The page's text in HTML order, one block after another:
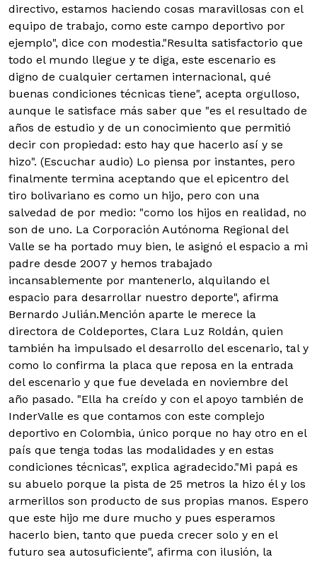
directivo, estamos haciendo cosas maravillosas con el
equipo de trabajo, como este campo deportivo por
ejemplo", dice con modestia."Resulta satisfactorio que
todo el mundo llegue y te diga, este escenario es
digno de cualquier certamen internacional, qué
buenas condiciones técnicas tiene", acepta orgulloso,
aunque le satisface más saber que "es el resultado de
años de estudio y de un conocimiento que permitió
decir con propiedad: esto hay que hacerlo así y se
hizo". (Escuchar audio) Lo piensa por instantes, pero
finalmente termina aceptando que el epicentro del
tiro bolivariano es como un hijo, pero con una
salvedad de por medio: "como los hijos en realidad, no
son de uno. La Corporación Autónoma Regional del
Valle se ha portado muy bien, le asignó el espacio a mi
padre desde 2007 y hemos trabajado
incansablemente por mantenerlo, alquilando el
espacio para desarrollar nuestro deporte", afirma
Bernardo Julián.Mención aparte le merece la
directora de Coldeportes, Clara Luz Roldán, quien
también ha impulsado el desarrollo del escenario, tal y
como lo confirma la placa que reposa en la entrada
del escenario y que fue develada en noviembre del
año pasado. "Ella ha creído y con el apoyo también de
InderValle es que contamos con este complejo
deportivo en Colombia, único porque no hay otro en el
país que tenga todas las modalidades y en estas
condiciones técnicas", explica agradecido."Mi papá es
su abuelo porque la pista de 25 metros la hizo él y los
armerillos son producto de sus propias manos. Espero
que este hijo me dure mucho y pues esperamos
hacerlo bien, tanto que pueda crecer solo y en el
futuro sea autosuficiente", afirma con ilusión, la